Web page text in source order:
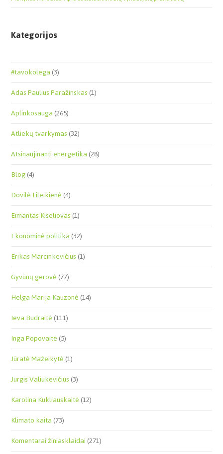
Kategorijos
#tavokolega(3)
Adas Paulius Paražinskas(1)
Aplinkosauga(265)
Atliekų tvarkymas(32)
Atsinaujinanti energetika(28)
Blog(4)
Dovilė Lileikienė(4)
Eimantas Kiseliovas(1)
Ekonominė politika(32)
Erikas Marcinkevičius(1)
Gyvūnų gerovė(77)
Helga Marija Kauzonė(14)
Ieva Budraitė(111)
Inga Popovaitė(5)
Jūratė Mažeikytė(1)
Jurgis Valiukevičius(3)
Karolina Kukliauskaitė(12)
Klimato kaita(73)
Komentarai žiniasklaidai(271)